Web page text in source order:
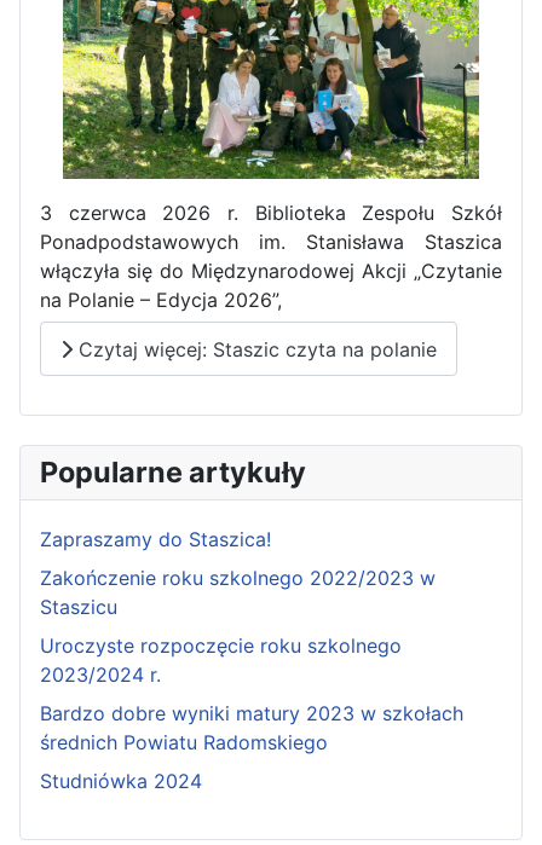
3 czerwca 2026 r. Biblioteka Zespołu Szkół
Ponadpodstawowych im. Stanisława Staszica
włączyła się do Międzynarodowej Akcji „Czytanie
na Polanie – Edycja 2026”,
Czytaj więcej: Staszic czyta na polanie
Popularne artykuły
Zapraszamy do Staszica!
Zakończenie roku szkolnego 2022/2023 w
Staszicu
Uroczyste rozpoczęcie roku szkolnego
2023/2024 r.
Bardzo dobre wyniki matury 2023 w szkołach
średnich Powiatu Radomskiego
Studniówka 2024